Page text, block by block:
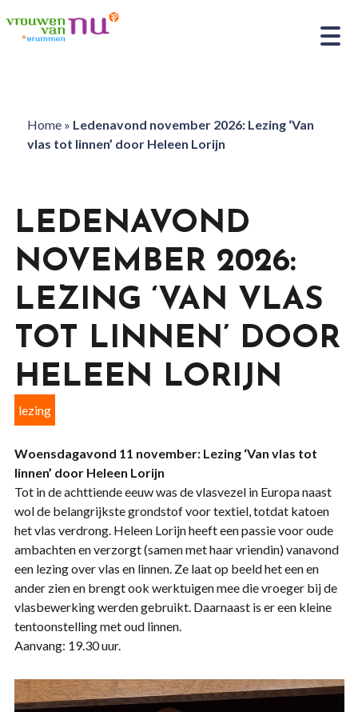
Home» Ledenavond november 2026: Lezing ‘Van
vlas tot linnen’ door Heleen Lorijn
LEDENAVOND
NOVEMBER 2026:
LEZING ‘VAN VLAS
TOT LINNEN’ DOOR
HELEEN LORIJN
lezing
Woensdagavond 11 november: Lezing ‘Van vlas tot
linnen’ door Heleen Lorijn
Tot in de achttiende eeuw was de vlasvezel in Europa naast
wol de belangrijkste grondstof voor textiel, totdat katoen
het vlas verdrong. Heleen Lorijn heeft een passie voor oude
ambachten en verzorgt (samen met haar vriendin) vanavond
een lezing over vlas en linnen. Ze laat op beeld het een en
ander zien en brengt ook werktuigen mee die vroeger bij de
vlasbewerking werden gebruikt. Daarnaast is er een kleine
tentoonstelling met oud linnen.
Aanvang: 19.30 uur.